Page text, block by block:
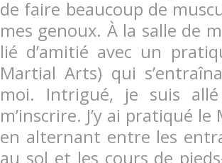
de faire beaucoup de
mes genoux. À la salle de
lié d’amitié avec un
Martial Arts) qui
moi. Intrigué, je suis
m’inscrire. J’y ai pratiqué
en alternant entre les
au sol et les cours de